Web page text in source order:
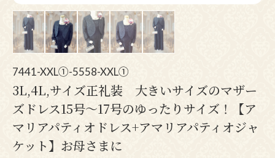
7441-XXL①-5558-XXL①
3L,4L,サイズ正礼装 大きいサイズのマザー
ズドレス15号～17号のゆったりサイズ！【ア
マリアパティオドレス+アマリアパティオジャ
ケット】お母さまに